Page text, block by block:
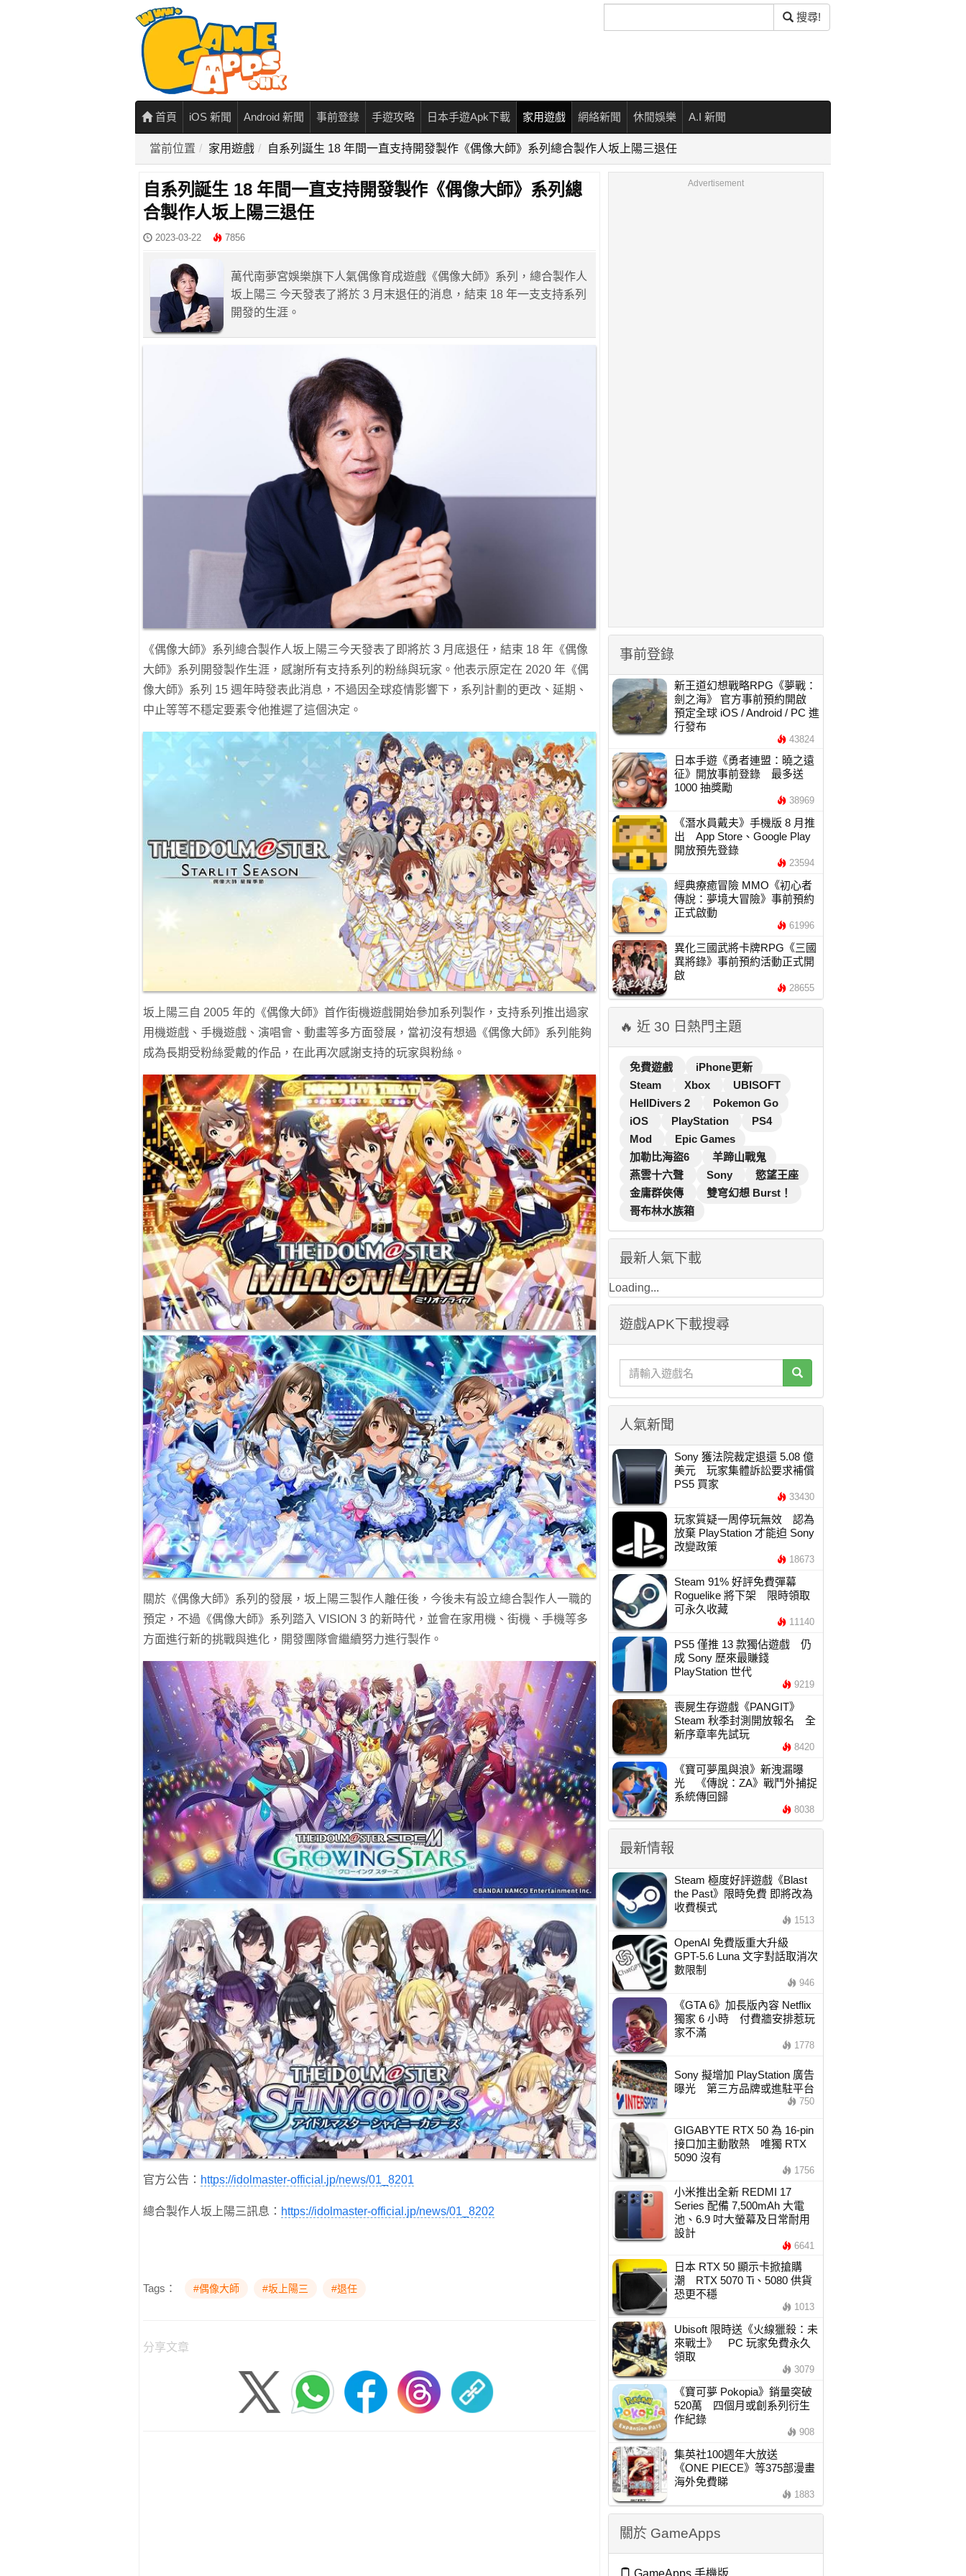
尋
搜尋!
首頁 iOS 新聞 Android 新聞 事前登錄 手遊攻略 日本手遊Apk下載 家用遊戲 網絡新聞 休閒娛樂 A.I 新聞
當前位置 家用遊戲 自系列誕生 18 年間一直支持開發製作《偶像大師》系列總合製作人坂上陽三退任
自系列誕生 18 年間一直支持開發製作《偶像大師》系列總
合製作人坂上陽三退任
2023-03-22 7856
萬代南夢宮娛樂旗下人氣偶像育成遊戲《偶像大師》系列，總合製作人
坂上陽三 今天發表了將於 3 月末退任的消息，結束 18 年一支支持系列
開發的生涯。
《偶像大師》系列總合製作人坂上陽三今天發表了即將於 3 月底退任，結束 18 年《偶像
大師》系列開發製作生涯，感謝所有支持系列的粉絲與玩家。他表示原定在 2020 年《偶
像大師》系列 15 週年時發表此消息，不過因全球疫情影響下，系列計劃的更改、延期、
中止等等不穩定要素令他推遲了這個決定。
坂上陽三自 2005 年的《偶像大師》首作街機遊戲開始參加系列製作，支持系列推出過家
用機遊戲、手機遊戲、演唱會、動畫等多方面發展，當初沒有想過《偶像大師》系列能夠
成為長期受粉絲愛戴的作品，在此再次感謝支持的玩家與粉絲。
關於《偶像大師》系列的發展，坂上陽三製作人離任後，今後未有設立總合製作人一職的
預定，不過《偶像大師》系列踏入 VISION 3 的新時代，並會在家用機、街機、手機等多
方面進行新的挑戰與進化，開發團隊會繼續努力進行製作。
官方公告： https://idolmaster-official.jp/news/01_8201
總合製作人坂上陽三訊息： https://idolmaster-official.jp/news/01_8202
Tags： #偶像大師 #坂上陽三 #退任
分享文章
Advertisement
事前登錄
新王道幻想戰略RPG《夢戰：
劍之海》 官方事前預約開啟
預定全球 iOS / Android / PC 進
行發布
43824
日本手遊《勇者連盟：曉之遠
征》開放事前登錄 最多送
1000 抽獎勵
38969
《潛水員戴夫》手機版 8 月推
出 App Store、Google Play
開放預先登錄
23594
經典療癒冒險 MMO《初心者
傳說：夢境大冒險》事前預約
正式啟動
61996
異化三國武將卡牌RPG《三國
異將錄》事前預約活動正式開
啟
28655
🔥 近 30 日熱門主題
免費遊戲
iPhone更新
Steam
Xbox
UBISOFT
HellDivers 2
Pokemon Go
iOS
PlayStation
PS4
Mod
Epic Games
加勒比海盜6
羊蹄山戰鬼
燕雲十六聲
Sony
慾望王座
金庸群俠傳
雙穹幻想 Burst！
哥布林水族箱
最新人氣下載
Loading...
遊戲APK下載搜尋
人氣新聞
Sony 獲法院裁定退還 5.08 億
美元 玩家集體訴訟要求補償
PS5 買家
33430
玩家質疑一周停玩無效 認為
放棄 PlayStation 才能迫 Sony
改變政策
18673
Steam 91% 好評免費彈幕
Roguelike 將下架 限時領取
可永久收藏
11140
PS5 僅推 13 款獨佔遊戲 仍
成 Sony 歷來最賺錢
PlayStation 世代
9219
喪屍生存遊戲《PANGIT》
Steam 秋季封測開放報名 全
新序章率先試玩
8420
《寶可夢風與浪》新洩漏曝
光 《傳說：ZA》戰鬥外捕捉
系統傳回歸
8038
最新情報
Steam 極度好評遊戲《Blast
the Past》限時免費 即將改為
收費模式
1513
OpenAI 免費版重大升級
GPT-5.6 Luna 文字對話取消次
數限制
946
《GTA 6》加長版內容 Netflix
獨家 6 小時 付費牆安排惹玩
家不滿
1778
Sony 擬增加 PlayStation 廣告
曝光 第三方品牌或進駐平台
750
GIGABYTE RTX 50 為 16-pin
接口加主動散熱 唯獨 RTX
5090 沒有
1756
小米推出全新 REDMI 17
Series 配備 7,500mAh 大電
池、6.9 吋大螢幕及日常耐用
設計
6641
日本 RTX 50 顯示卡掀搶購
潮 RTX 5070 Ti、5080 供貨
恐更不穩
1013
Ubisoft 限時送《火線獵殺：未
來戰士》 PC 玩家免費永久
領取
3079
《寶可夢 Pokopia》銷量突破
520萬 四個月或創系列衍生
作紀錄
908
集英社100週年大放送
《ONE PIECE》等375部漫畫
海外免費睇
1883
關於 GameApps
GameApps 手機版